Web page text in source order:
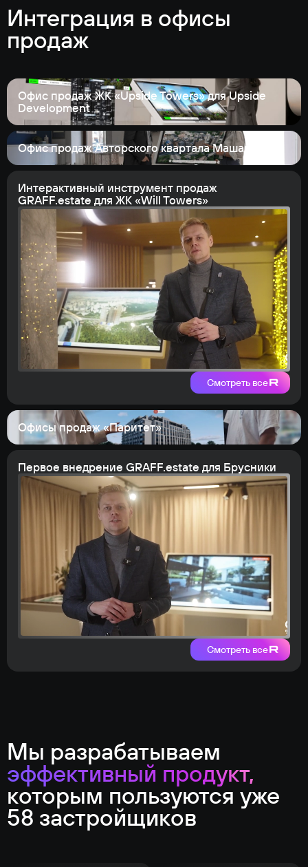
Интеграция в офисы
продаж
Офис продаж ЖК «Upside Towers» для Upside
Development
Офис продаж Авторского квартала Машаров
Интерактивный инструмент продаж
GRAFF.estate для ЖК «Will Towers»
Смотреть все
Офисы продаж «Паритет»
Первое внедрение GRAFF.estate для Брусники
Смотреть все
Мы разрабатываем
эффективный продукт,
которым пользуются уже
58 застройщиков